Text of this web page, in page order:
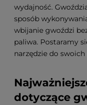
wydajność.
sposób
wbijanie gwoździ
paliwa. Postaramy
narzędzie do
dotyczące